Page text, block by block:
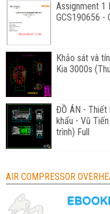
Assignment 1
GCS190656 -
Khảo sát và
Kia 3000s
ĐỒ ÁN -
khẩu - Vũ
trình) Full
AIR COMPRESSOR